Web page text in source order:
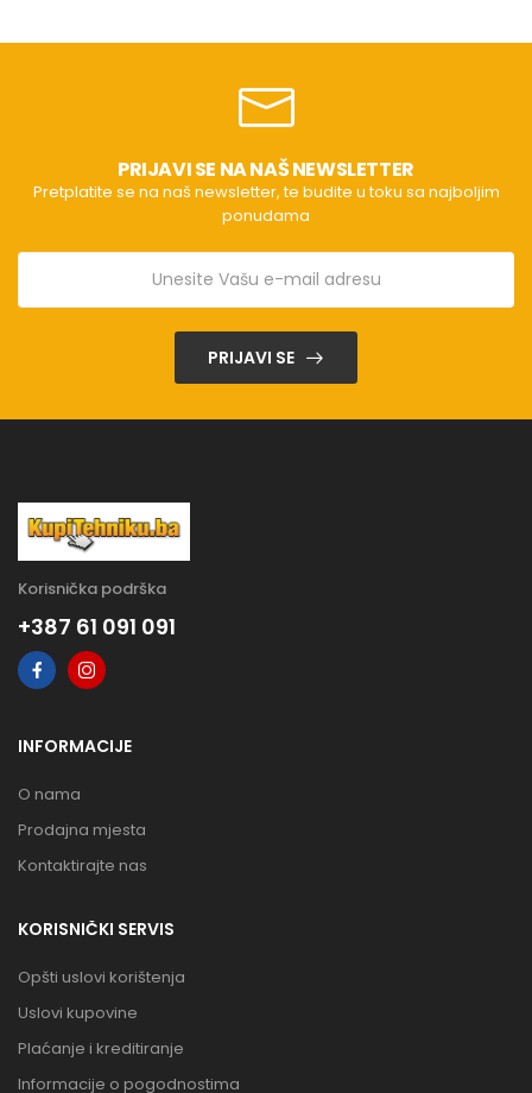
PRIJAVI SE NA NAŠ NEWSLETTER
Pretplatite se na naš newsletter, te budite u toku sa najboljim
ponudama
PRIJAVI SE
Korisnička podrška
+387 61 091 091
INFORMACIJE
O nama
Prodajna mjesta
Kontaktirajte nas
KORISNIČKI SERVIS
Opšti uslovi korištenja
Uslovi kupovine
Plaćanje i kreditiranje
Informacije o pogodnostima